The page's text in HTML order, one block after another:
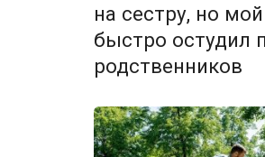
на сестру, но
быстро остудил
родственников